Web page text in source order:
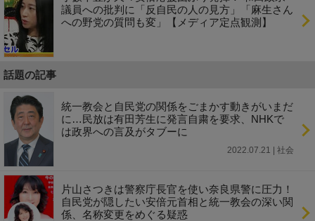
議員への批判に「反自民の人の見方」「麻生さん
への野党の質問も変」【メディア定点観測】
話題の記事
統一教会と自民党の関係をごまかす動きがいまだ
に…民放は有田芳生に発言自粛を要求、NHKで
は政界への言及がタブーに
2022.07.21 | 社会
片山さつきは警察庁長官を使い奈良県警に圧力！
自民党が隠したい安倍元首相と統一教会の深い関
係、名称変更をめぐる疑惑